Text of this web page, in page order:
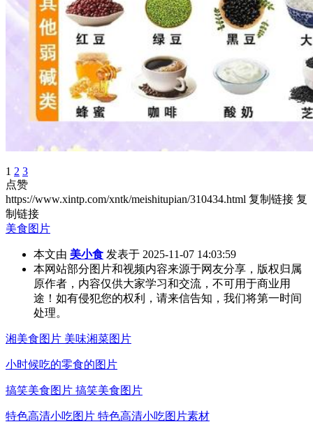
1 2 3
点赞
https://www.xintp.com/xntk/meishitupian/310434.html 复制链接 复
制链接
美食图片
本文由 美小食 发表于 2025-11-07 14:03:59
本网站部分图片和视频内容来源于网友分享，版权归属
原作者，内容仅供大家学习和交流，不可用于商业用
途！如有侵犯您的权利，请来信告知，我们将第一时间
处理。
湘美食图片 美味湘菜图片
小时候吃的零食的图片
搞笑美食图片 搞笑美食图片
特色高清小吃图片 特色高清小吃图片素材